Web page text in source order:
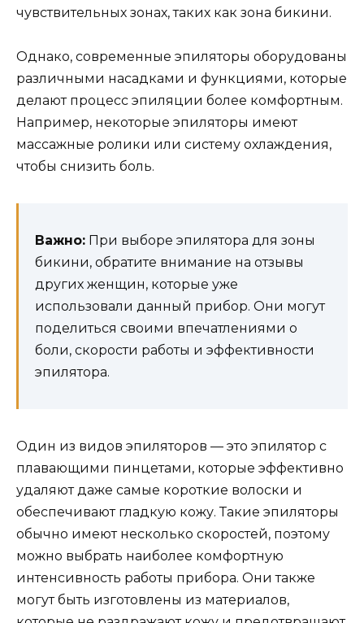
чувствительных зонах, таких как зона бикини.
Однако, современные эпиляторы оборудованы
различными насадками и функциями, которые
делают процесс эпиляции более комфортным.
Например, некоторые эпиляторы имеют
массажные ролики или систему охлаждения,
чтобы снизить боль.
Важно: При выборе эпилятора для зоны
бикини, обратите внимание на отзывы
других женщин, которые уже
использовали данный прибор. Они могут
поделиться своими впечатлениями о
боли, скорости работы и эффективности
эпилятора.
Один из видов эпиляторов — это эпилятор с
плавающими пинцетами, которые эффективно
удаляют даже самые короткие волоски и
обеспечивают гладкую кожу. Такие эпиляторы
обычно имеют несколько скоростей, поэтому
можно выбрать наиболее комфортную
интенсивность работы прибора. Они также
могут быть изготовлены из материалов,